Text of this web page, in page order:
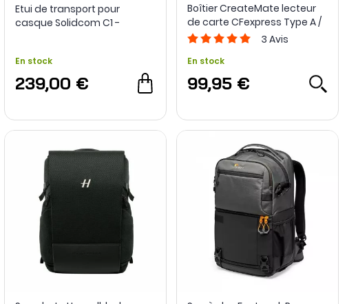
Etui de transport pour
casque Solidcom C1 -
En stock
239,00 €
Boîtier CreateMate lecteur
de carte CFexpress Type A /
SD à haute vitesse -
3 Avis
En stock
99,95 €